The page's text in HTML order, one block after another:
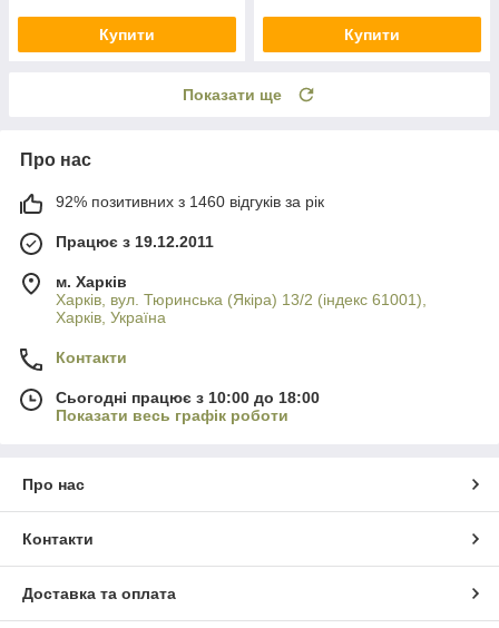
Купити Купити
Показати ще
Про нас
92% позитивних з 1460 відгуків за рік
Працює з 19.12.2011
м. Харків
Харків, вул. Тюринська (Якіра) 13/2 (індекс 61001),
Харків, Україна
Контакти
Сьогодні працює з 10:00 до 18:00
Показати весь графік роботи
Про нас
Контакти
Доставка та оплата